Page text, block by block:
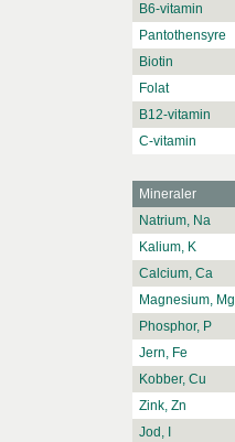
B6-vitamin
Pantothensyre
Biotin
Folat
B12-vitamin
C-vitamin
Mineraler
Natrium, Na
Kalium, K
Calcium, Ca
Magnesium, Mg
Phosphor, P
Jern, Fe
Kobber, Cu
Zink, Zn
Jod, I